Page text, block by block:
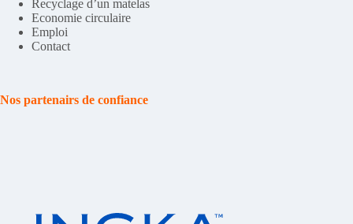
Recyclage d’un matelas
Economie circulaire
Emploi
Contact
Nos partenairs de confiance